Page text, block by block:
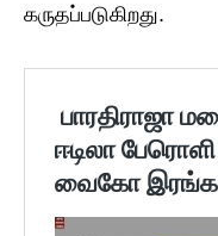
கருதப்படுகிறது.